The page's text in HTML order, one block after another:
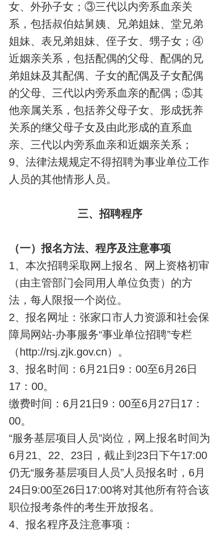
女、外孙子女；③三代以内旁系血亲关
系，包括叔伯姑舅姨、兄弟姐妹、堂兄弟
姐妹、表兄弟姐妹、侄子女、甥子女；④
近姻亲关系，包括配偶的父母、配偶的兄
弟姐妹及其配偶、子女的配偶及子女配偶
的父母、三代以内旁系血亲的配偶；⑤其
他亲属关系，包括养父母子女、形成抚养
关系的继父母子女及由此形成的直系血
亲、三代以内旁系血亲和近姻亲关系；
9、法律法规规定不得招聘为事业单位工作
人员的其他情形人员。
三、招聘程序
（一）报名方法、程序及注意事项
1、本次招聘采取网上报名、网上资格初审
（由主管部门会同用人单位负责）的方
法，每人限报一个岗位。
2、报名网址：张家口市人力资源和社会保
障局网站-办事服务“事业单位招聘”专栏
（http://rsj.zjk.gov.cn）。
3、报名时间：6月21日9：00至6月26日
17：00。
缴费时间：6月21日9：00至6月27日17：
00。
“服务基层项目人员”岗位，网上报名时间为
6月21、22、23日，截止到23日下午17:00
仍无“服务基层项目人员”人员报名时，6月
24日9:00至26日17:00将对其他所有符合该
职位报考条件的考生开放报名。
4、报名程序及注意事项：